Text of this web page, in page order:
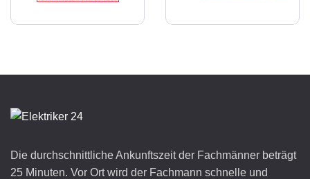
Die durchschnittliche Ankunftszeit der Fachmänner beträgt
25 Minuten. Vor Ort wird der Fachmann schnelle und